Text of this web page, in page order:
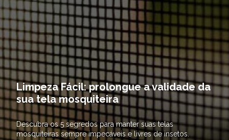
Limpeza Fácil: prolongue a validade da
sua tela mosquiteira
Descubra os 5 segredos para manter suas telas
mosquiteiras sempre impecáveis e livres de insetos.